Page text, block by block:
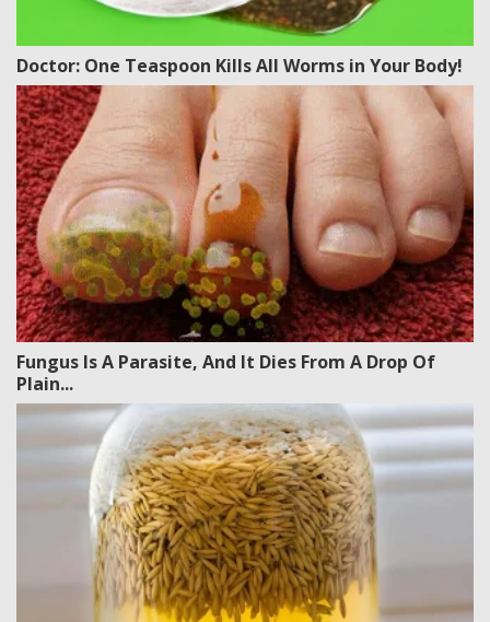
Doctor: One Teaspoon Kills All Worms in Your Body!
Fungus Is A Parasite, And It Dies From A Drop Of
Plain...